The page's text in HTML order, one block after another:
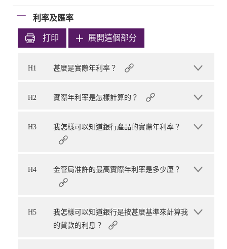
利率及匯率
打印 展開這個部分
H1 甚麼是實際年利率？
H2 實際年利率是怎樣計算的？
H3 我怎樣可以知道銀行產品的實際年利率？
H4 金管局准許的最高實際年利率是多少厘？
H5
我怎樣可以知道銀行是按甚麼基準來計算我
的貸款的利息？